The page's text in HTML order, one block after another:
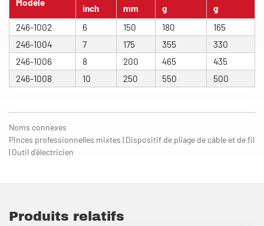
Modèle
inch
mm
g
g
246-1002
6 150 180
165
246-1004
7 175 355
330
246-1006
8 200 465
435
246-1008
10 250 550 500
Noms connexes
Pinces professionnelles mixtes | Dispositif de pliage de câble et de fil
| Outil d'électricien
Produits relatifs